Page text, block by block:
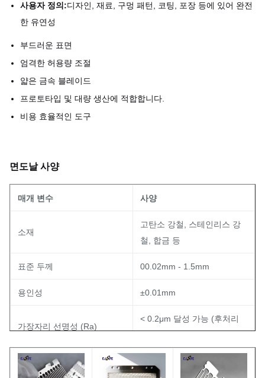
사용자 정의:디자인, 재료, 구멍 패턴, 코팅, 포장 등에 있어 완전
한 유연성
부드러운 표면
엄격한 허용량 조절
얇은 금속 블레이드
프로토타입 및 대량 생산에 적합합니다.
비용 효율적인 도구
면도날 사양
매개 변수 사양
소재
고탄소 강철, 스테인리스 강
철, 합금 등
표준 두께 00.02mm - 1.5mm
용인성 ±0.01mm
가장자리 선명성 (Ra)
< 0.2μm 달성 가능 (후처리
표면 마감 밝은, 매트, 또는 필요에 따라